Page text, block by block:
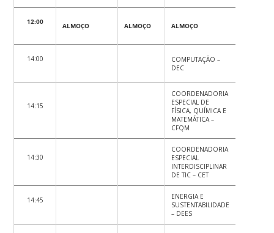
12:00 ALMOÇO ALMOÇO ALMOÇO
14:00
COMPUTAÇÃO –
DEC
14:15
COORDENADORIA
ESPECIAL DE
FÍSICA, QUÍMICA E
MATEMÁTICA –
CFQM
14:30
COORDENADORIA
ESPECIAL
INTERDISCIPLINAR
DE TIC – CET
14:45
ENERGIA E
SUSTENTABILIDADE
– DEES